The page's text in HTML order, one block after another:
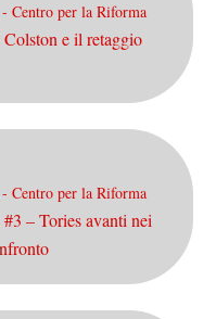
- Centro per la Riforma
e il retaggio
- Centro per la Riforma
– Tories avanti nei